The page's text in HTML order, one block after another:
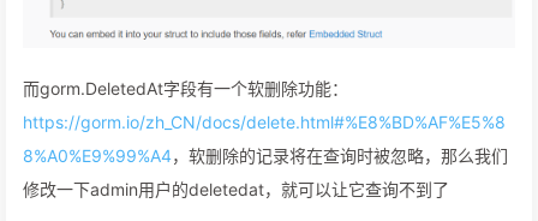
而gorm.DeletedAt字段有一个软删除功能：
https://gorm.io/zh_CN/docs/delete.html#%E8%BD%AF%E5%8
8%A0%E9%99%A4，软删除的记录将在查询时被忽略，那么我们
修改⼀下admin用户的deletedat，就可以让它查询不到了